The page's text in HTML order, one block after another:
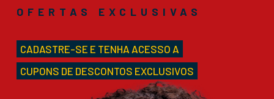
OFERTAS EXCLUSIVAS
CADASTRE-SE E TENHA ACESSO A
CUPONS DE DESCONTOS EXCLUSIVOS